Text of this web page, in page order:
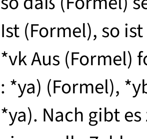
Ist (Formel), so
*vk Aus (Formel)
: *ya) (Formel),
*ya). Nach gibt